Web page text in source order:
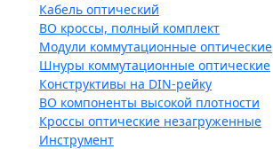
Кабель оптический
ВО кроссы, полный комплект
Модули коммутационные оптические
Шнуры коммутационные оптические
Конструктивы на DIN-рейку
ВО компоненты высокой плотности
Кроссы оптические незагруженные
Инструмент